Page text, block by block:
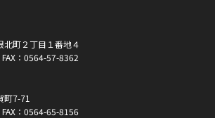
町２丁目１番地４
：0564-57-8362
町7-71
：0564-65-8156